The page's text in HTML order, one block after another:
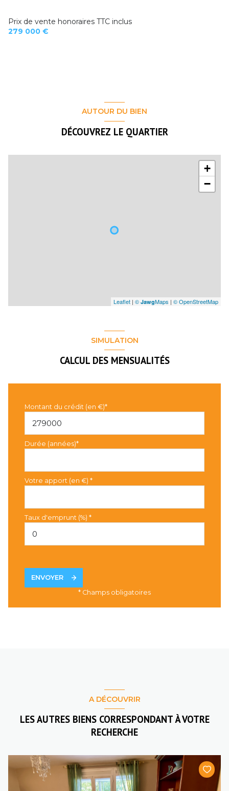
Prix de vente honoraires TTC inclus
279 000 €
AUTOUR DU BIEN
DÉCOUVREZ LE QUARTIER
+
−
Leaflet | © JawgMaps | © OpenStreetMap
SIMULATION
CALCUL DES MENSUALITÉS
Montant du crédit (en €)*
Durée (années)*
Votre apport (en €) *
Taux d'emprunt (%) *
ENVOYER
* Champs obligatoires
A DÉCOUVRIR
LES AUTRES BIENS CORRESPONDANT À VOTRE
RECHERCHE